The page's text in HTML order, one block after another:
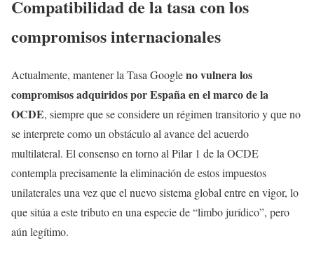
Compatibilidad de la tasa con los
compromisos internacionales
Actualmente, mantener la Tasa Googleno vulnera los
compromisos adquiridos por España en el marco de la
OCDE, siempre que se considere un régimen transitorio y que no
se interprete como un obstáculo al avance del acuerdo
multilateral. El consenso en torno al Pilar 1 de la OCDE
contempla precisamente la eliminación de estos impuestos
unilaterales una vez que el nuevo sistema global entre en vigor, lo
que sitúa a este tributo en una especie de “limbo jurídico”, pero
aún legítimo.